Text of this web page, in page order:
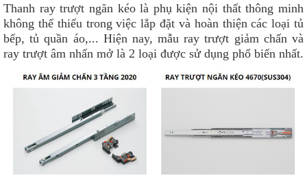
Thanh ray trượt ngăn kéo là phụ kiện nội thất thông minh
không thể thiếu trong việc lắp đặt và hoàn thiện các loại tủ
bếp, tủ quần áo,... Hiện nay, mẫu ray trượt giảm chấn và
ray trượt âm nhấn mở là 2 loại được sử dụng phổ biến nhất.